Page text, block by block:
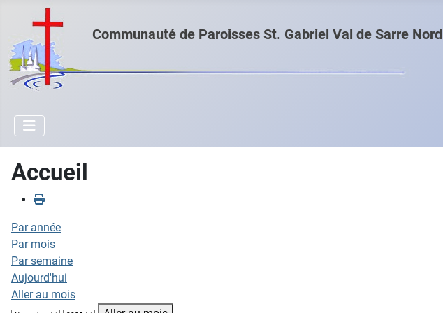
Communauté de Paroisses St. Gabriel Val de Sarre Nord
Accueil
Par année
Par mois
Par semaine
Aujourd'hui
Aller au mois